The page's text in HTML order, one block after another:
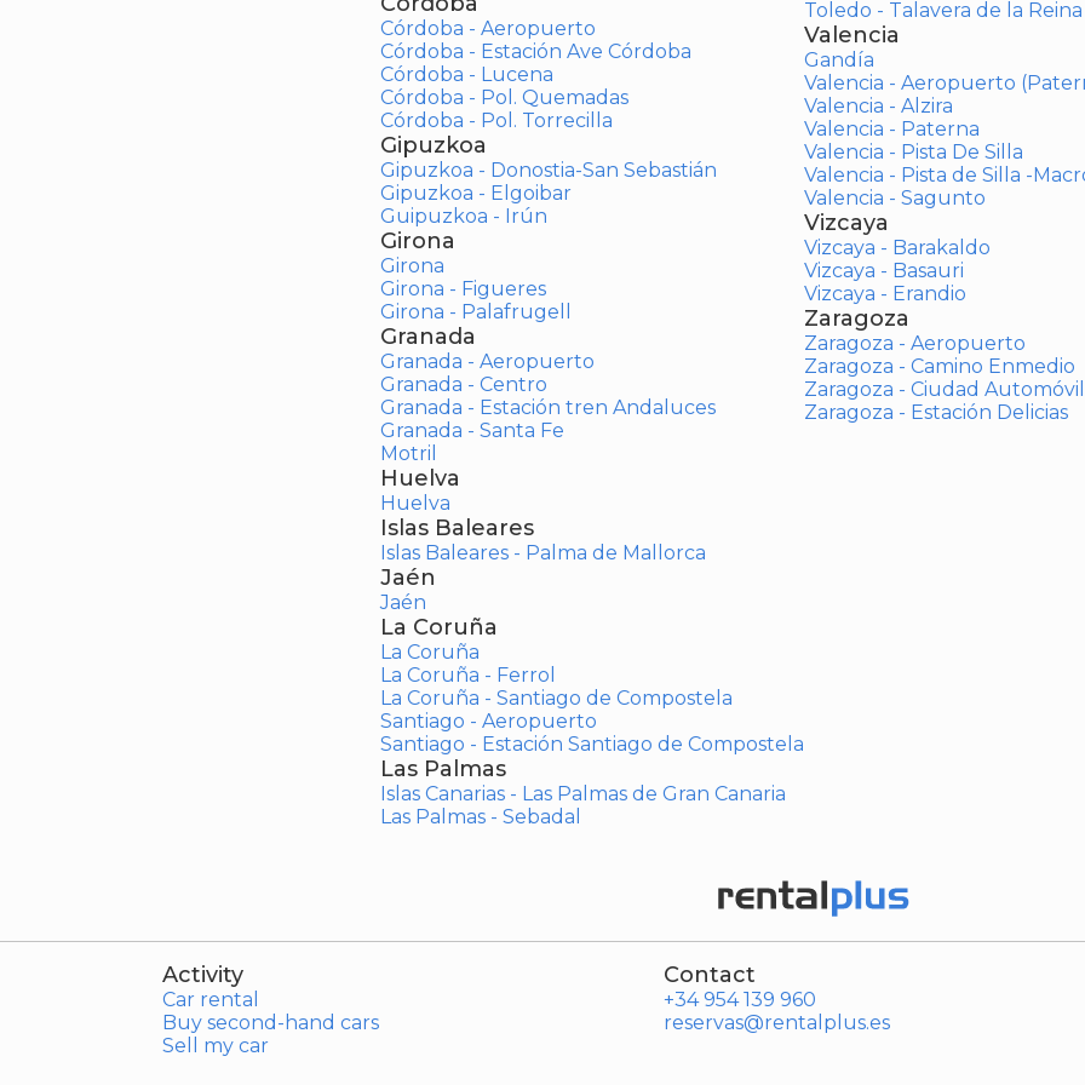
Córdoba - Aeropuerto
Córdoba - Estación Ave Córdoba
Córdoba - Lucena
Córdoba - Pol. Quemadas
Córdoba - Pol. Torrecilla
Gipuzkoa
Gipuzkoa - Donostia-San Sebastián
Gipuzkoa - Elgoibar
Guipuzkoa - Irún
Girona
Girona
Girona - Figueres
Girona - Palafrugell
Granada
Granada - Aeropuerto
Granada - Centro
Granada - Estación tren Andaluces
Granada - Santa Fe
Motril
Huelva
Huelva
Islas Baleares
Islas Baleares - Palma de Mallorca
Jaén
Jaén
La Coruña
La Coruña
La Coruña - Ferrol
La Coruña - Santiago de Compostela
Santiago - Aeropuerto
Santiago - Estación Santiago de Compostela
Las Palmas
Islas Canarias - Las Palmas de Gran Canaria
Las Palmas - Sebadal
Toledo - Talavera de la Reina
Valencia
Gandía
Valencia - Aeropuerto
Valencia - Alzira
Valencia - Paterna
Valencia - Pista De Silla
Valencia - Pista de Silla -
Valencia - Sagunto
Vizcaya
Vizcaya - Barakaldo
Vizcaya - Basauri
Vizcaya - Erandio
Zaragoza
Zaragoza - Aeropuerto
Zaragoza - Camino Enmedio
Zaragoza - Ciudad Automóvil
Zaragoza - Estación Delicias
Activity
Car rental
Buy second-hand cars
Sell my car
Contact
+34 954 139 960
reservas@rentalplus.es